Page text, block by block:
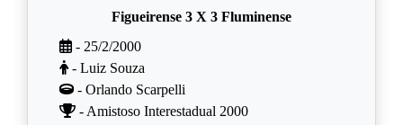
Figueirense 3 X 3 Fluminense
- 25/2/2000
- Luiz Souza
- Orlando Scarpelli
- Amistoso Interestadual 2000